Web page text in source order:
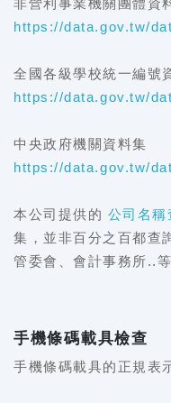
非營利事業機關團體資
https://data.gov.tw/
全國各級學校統一編號
https://data.gov.tw/
中央政府機關資料集
https://data.gov.tw/
本公司提供的 公司名稱
集，並非百分之百都查
管委會、會計事務所..
手機條碼載具檢查
手機條碼載具的正規